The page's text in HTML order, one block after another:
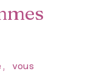
vous